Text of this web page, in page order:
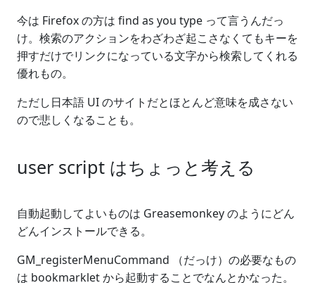
今は Firefox の方は find as you type って言うんだっ
け。検索のアクションをわざわざ起こさなくてもキーを
押すだけでリンクになっている文字から検索してくれる
優れもの。
ただし日本語 UI のサイトだとほとんど意味を成さない
ので悲しくなることも。
user script はちょっと考える
自動起動してよいものは Greasemonkey のようにどん
どんインストールできる。
GM_registerMenuCommand （だっけ）の必要なもの
は bookmarklet から起動することでなんとかなった。